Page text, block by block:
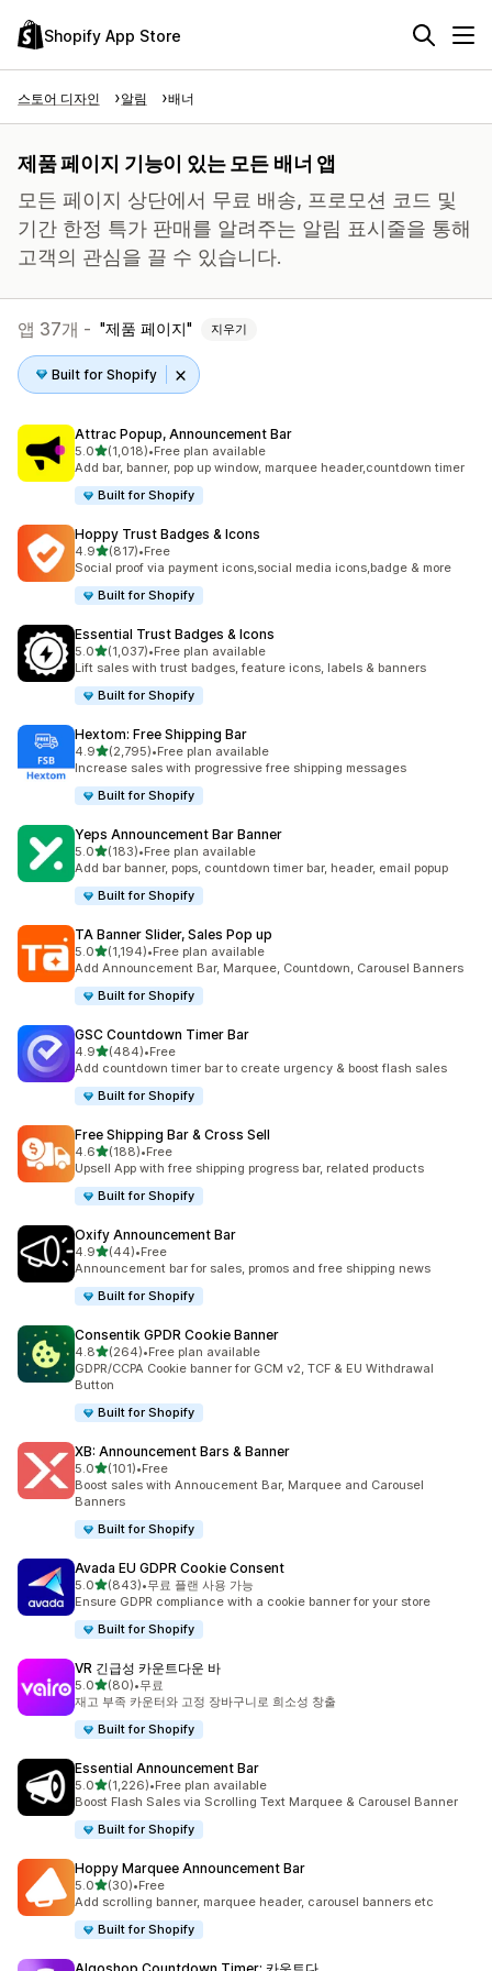
Shopify App Store
스토어 디자인 알림 배너
제품 페이지 기능이 있는 모든 배너 앱
모든 페이지 상단에서 무료 배송, 프로모션 코드 및
기간 한정 특가 판매를 알려주는 알림 표시줄을 통해
고객의 관심을 끌 수 있습니다.
앱 37개 - 제품 페이지 지우기
Built for Shopify
Attrac Popup, Announcement Bar
5.0별 5개 중
(1,018)
총 리뷰 1018개
•Free plan available
Add bar, banner, pop up window, marquee header,countdown timer
Built for Shopify
Hoppy Trust Badges & Icons
4.9별 5개 중
(817)
총 리뷰 817개
•Free
Social proof via payment icons,social media icons,badge & more
Built for Shopify
Essential Trust Badges & Icons
5.0별 5개 중
(1,037)
총 리뷰 1037개
•Free plan available
Lift sales with trust badges, feature icons, labels & banners
Built for Shopify
Hextom: Free Shipping Bar
4.9별 5개 중
(2,795)
총 리뷰 2795개
•Free plan available
Increase sales with progressive free shipping messages
Built for Shopify
Yeps Announcement Bar Banner
5.0별 5개 중
(183)
총 리뷰 183개
•Free plan available
Add bar banner, pops, countdown timer bar, header, email popup
Built for Shopify
TA Banner Slider, Sales Pop up
5.0별 5개 중
(1,194)
총 리뷰 1194개
•Free plan available
Add Announcement Bar, Marquee, Countdown, Carousel Banners
Built for Shopify
GSC Countdown Timer Bar
4.9별 5개 중
(484)
총 리뷰 484개
•Free
Add countdown timer bar to create urgency & boost flash sales
Built for Shopify
Free Shipping Bar & Cross Sell
4.6별 5개 중
(188)
총 리뷰 188개
•Free
Upsell App with free shipping progress bar, related products
Built for Shopify
Oxify Announcement Bar
4.9별 5개 중
(44)
총 리뷰 44개
•Free
Announcement bar for sales, promos and free shipping news
Built for Shopify
Consentik GPDR Cookie Banner
4.8별 5개 중
(264)
총 리뷰 264개
•Free plan available
GDPR/CCPA Cookie banner for GCM v2, TCF & EU Withdrawal
Button
Built for Shopify
XB: Announcement Bars & Banner
5.0별 5개 중
(101)
총 리뷰 101개
•Free
Boost sales with Annoucement Bar, Marquee and Carousel
Banners
Built for Shopify
Avada EU GDPR Cookie Consent
5.0별 5개 중
(843)
총 리뷰 843개
•무료 플랜 사용 가능
Ensure GDPR compliance with a cookie banner for your store
Built for Shopify
VR 긴급성 카운트다운 바
5.0별 5개 중
(80)
총 리뷰 80개
•무료
재고 부족 카운터와 고정 장바구니로 희소성 창출
Built for Shopify
Essential Announcement Bar
5.0별 5개 중
(1,226)
총 리뷰 1226개
•Free plan available
Boost Flash Sales via Scrolling Text Marquee & Carousel Banner
Built for Shopify
Hoppy Marquee Announcement Bar
5.0별 5개 중
(30)
총 리뷰 30개
•Free
Add scrolling banner, marquee header, carousel banners etc
Built for Shopify